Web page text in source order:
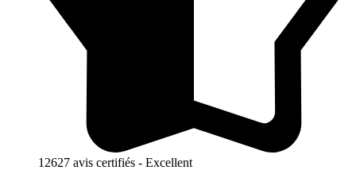
12627 avis certifiés - Excellent